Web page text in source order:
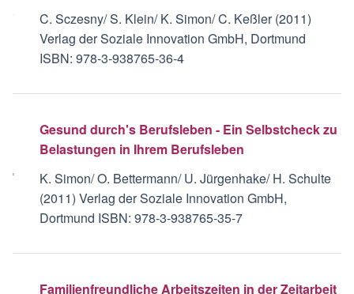
C. Sczesny/ S. Klein/ K. Simon/ C. Keßler (2011)
Verlag der Soziale Innovation GmbH, Dortmund
ISBN: 978-3-938765-36-4
Gesund durch's Berufsleben - Ein Selbstcheck zu
Belastungen in Ihrem Berufsleben
K. Simon/ O. Bettermann/ U. Jürgenhake/ H. Schulte
(2011) Verlag der Soziale Innovation GmbH,
Dortmund ISBN: 978-3-938765-35-7
Familienfreundliche Arbeitszeiten in der Zeitarbeit